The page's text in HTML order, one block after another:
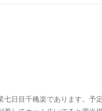
日目千穐楽であります。予